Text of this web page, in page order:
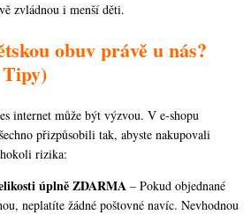
zvládnou i menší děti.
obuv právě u nás?
internet může být výzvou. V e-shopu
přizpůsobili tak, abyste nakupovali
rizika:
úplně ZDARMA – Pokud objednané
neplatíte žádné poštovné navíc. Nevhodnou